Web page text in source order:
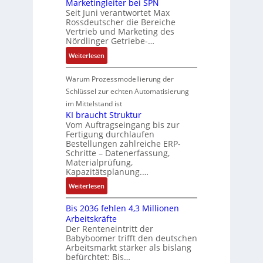
w
i
c
k
g
o
s
i
t
i
v
e
M
o
e
n
a
u
f
n
a
h
m
e
,
g
d
R
o
b
o
t
k
a
t
i
o
n
i
n
F
a
n
u
c
C
N
C
-
y
s
e
m
e
e
c
h
n
k
e
s
c
h
ä
f
t
s
f
ü
h
r
e
r
z
s
s
a
u
l
t
S
y
s
t
è
m
e
s
:
Q
2
-
E
r
g
e
b
n
Marketingleiter bei SPN
Seit Juni verantwortet Max
Rossdeutscher die Bereiche
Vertrieb und Marketing des
Nördlinger Getriebe-…
Weiterlesen:
N
e
r
V
e
r
t
r
i
e
b
s
-
u
n
d
Warum Prozessmodellierung der
Schlüssel zur echten Automatisierung
im Mittelstand ist
KI braucht Struktur
Vom Auftragseingang bis zur
Fertigung durchlaufen
Bestellungen zahlreiche ERP-
Schritte – Datenerfassung,
Materialprüfung,
Kapazitätsplanung.…
Weiterlesen:
K
I
b
r
a
u
Bis 2036 fehlen 4,3 Millionen
Arbeitskräfte
Der Renteneintritt der
Babyboomer trifft den deutschen
Arbeitsmarkt stärker als bislang
befürchtet: Bis…